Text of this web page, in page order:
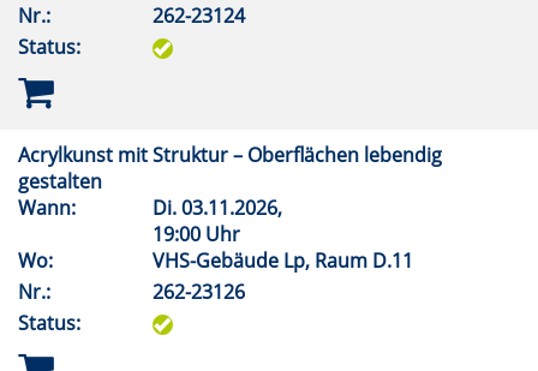
Nr.:
262-23124
Status:
Acrylkunst mit Struktur – Oberflächen lebendig
gestalten
Wann:
Di.03.11.2026,
19:00 Uhr
Wo:
VHS-Gebäude Lp, Raum D.11
Nr.:
262-23126
Status: